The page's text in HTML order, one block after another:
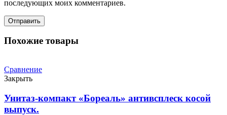
последующих моих комментариев.
Похожие товары
Сравнение
Закрыть
Унитаз-компакт «Бореаль» антивсплеск косой
выпуск.